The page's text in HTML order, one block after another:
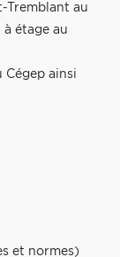
Tremblant au
étage au
Cégep ainsi
et normes)